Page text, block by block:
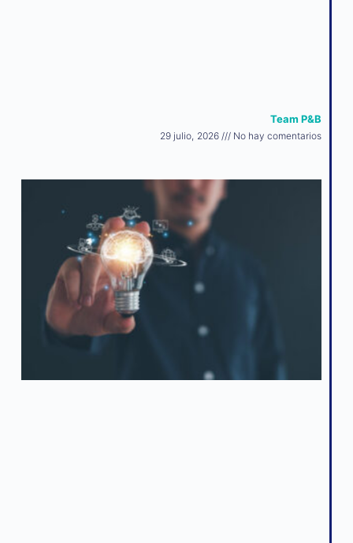
Team P&B
29 julio, 2026 No hay comentarios